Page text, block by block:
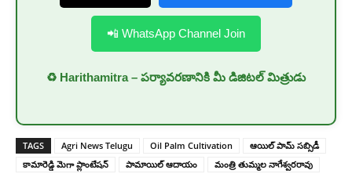
📲 WhatsApp Channel Join
♻️ Harithamitra – పర్యావరణానికి మీ డిజిటల్ మిత్రుడు
TAGS Agri News Telugu Oil Palm Cultivation
ఆయిల్ పామ్ సబ్సిడీ
కామారెడ్డి మెగా ప్లాంటేషన్
పామాయిల్ ఆదాయం మంత్రి తుమ్మల నాగేశ్వరరావు